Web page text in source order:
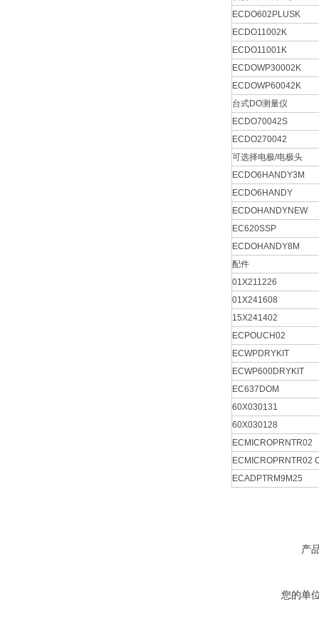
ECDO602PLUSK
ECDO11002K
ECDO11001K
ECDOWP30002K
ECDOWP60042K
台式DO测量仪
ECDO70042S
ECDO270042
可选择电极/电极头
ECDO6HANDY3M
ECDO6HANDY
ECDOHANDYNEW
EC620SSP
ECDOHANDY8M
配件
01X211226
01X241608
15X241402
ECPOUCH02
ECWPDRYKIT
ECWP600DRYKIT
EC637DOM
60X030131
60X030128
ECMICROPRNTR02
ECMICROPRNTR02
ECADPTRM9M25
产
您的单